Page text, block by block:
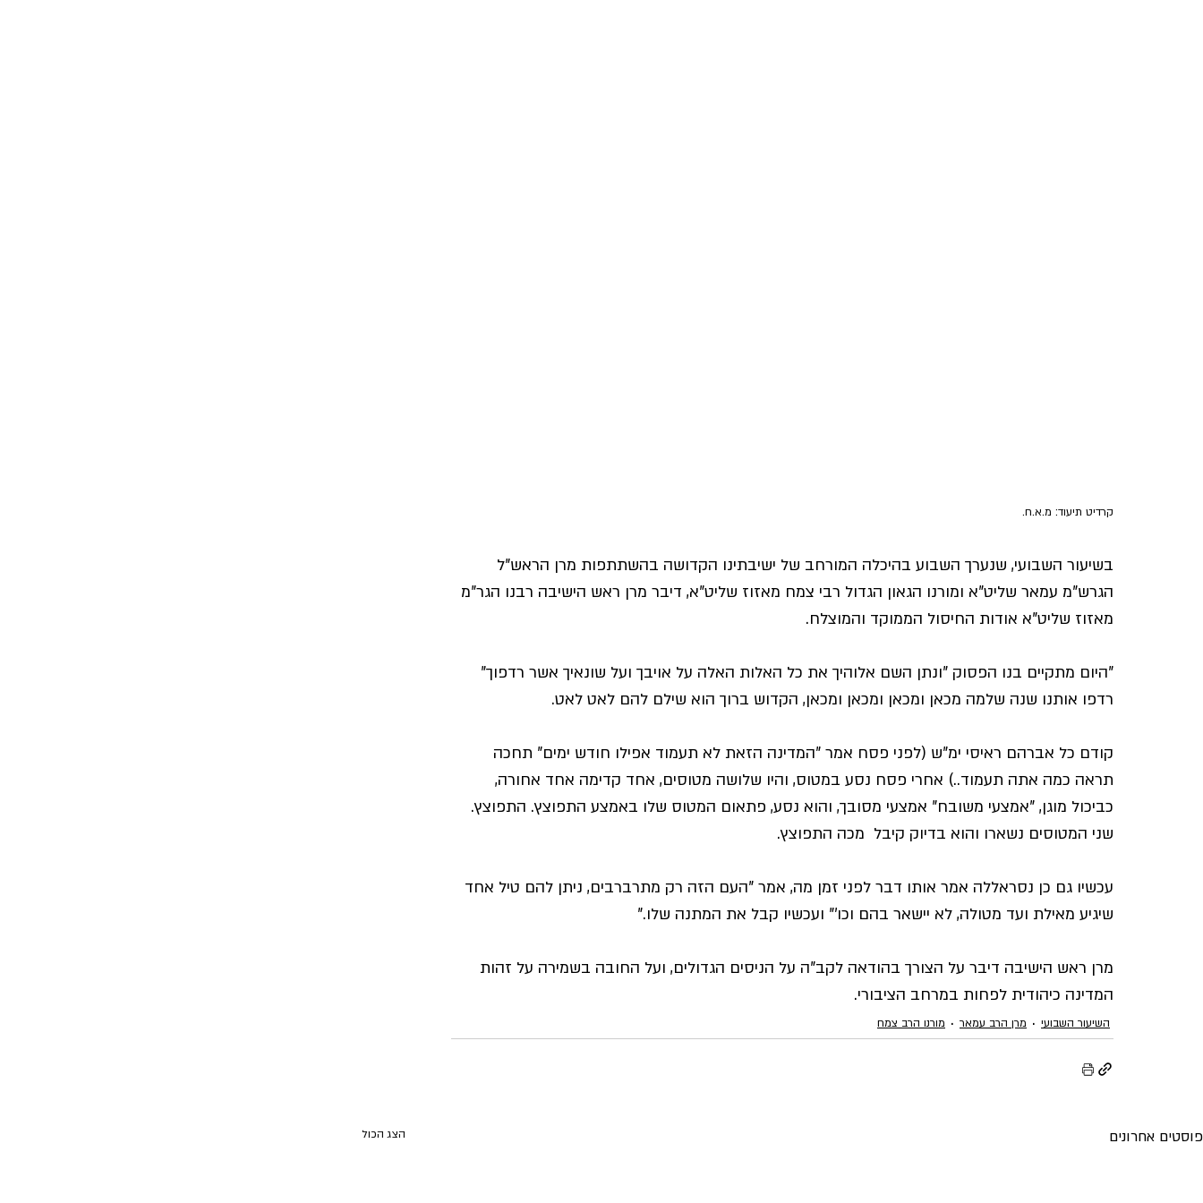
קרדיט תיעוד: מ.א.ח.
בשיעור השבועי, שנערך השבוע בהיכלה המורחב של ישיבתינו הקדושה בהשתתפות מרן הראש"ל
הגרש"מ עמאר שליט"א ומורנו הגאון הגדול רבי צמח מאזוז שליט"א, דיבר מרן ראש הישיבה רבנו הגר"מ
מאזוז שליט"א אודות החיסול הממוקד והמוצלח.
"היום מתקיים בנו הפסוק "ונתן השם אלוהיך את כל האלות האלה על אויבך ועל שונאיך אשר רדפוך"
רדפו אותנו שנה שלמה מכאן ומכאן ומכאן ומכאן, הקדוש ברוך הוא שילם להם לאט לאט.
קודם כל אברהם ראיסי ימ"ש (לפני פסח אמר "המדינה הזאת לא תעמוד אפילו חודש ימים" תחכה
תראה כמה אתה תעמוד..) אחרי פסח נסע במטוס, והיו שלושה מטוסים, אחד קדימה אחד אחורה,
כביכול מוגן, "אמצעי משובח" אמצעי מסובך, והוא נסע, פתאום המטוס שלו באמצע התפוצץ. התפוצץ.
שני המטוסים נשארו והוא בדיוק קיבל  מכה התפוצץ.
עכשיו גם כן נסראללה אמר אותו דבר לפני זמן מה, אמר "העם הזה רק מתרברבים, ניתן להם טיל אחד
שיגיע מאילת ועד מטולה, לא יישאר בהם וכו'" ועכשיו קבל את המתנה שלו."
מרן ראש הישיבה דיבר על הצורך בהודאה לקב"ה על הניסים הגדולים, ועל החובה בשמירה על זהות
המדינה כיהודית לפחות במרחב הציבורי.
השיעור השבועי מרן הרב עמאר מורנו הרב צמח
פוסטים אחרונים הצג הכול